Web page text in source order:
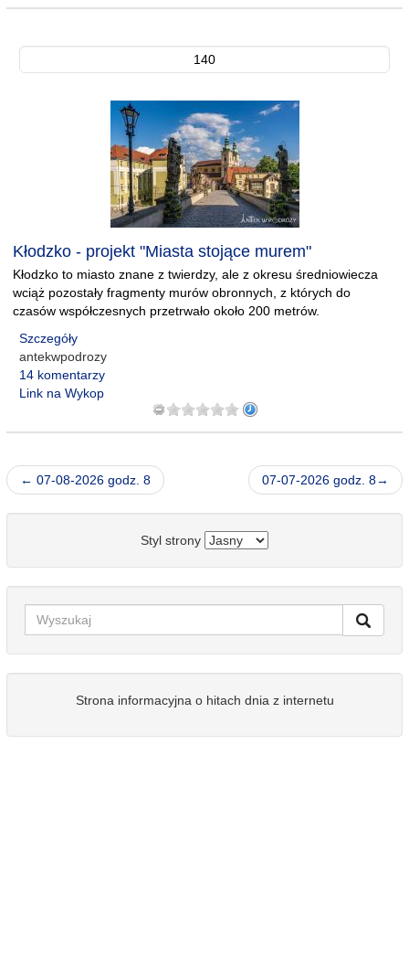
140
Kłodzko - projekt "Miasta stojące murem"
Kłodzko to miasto znane z twierdzy, ale z okresu średniowiecza
wciąż pozostały fragmenty murów obronnych, z których do
czasów współczesnych przetrwało około 200 metrów.
Szczegóły
antekwpodrozy
14 komentarzy
Link na Wykop
← 07-08-2026 godz. 8 07-07-2026 godz. 8→
Styl strony
Strona informacyjna o hitach dnia z internetu